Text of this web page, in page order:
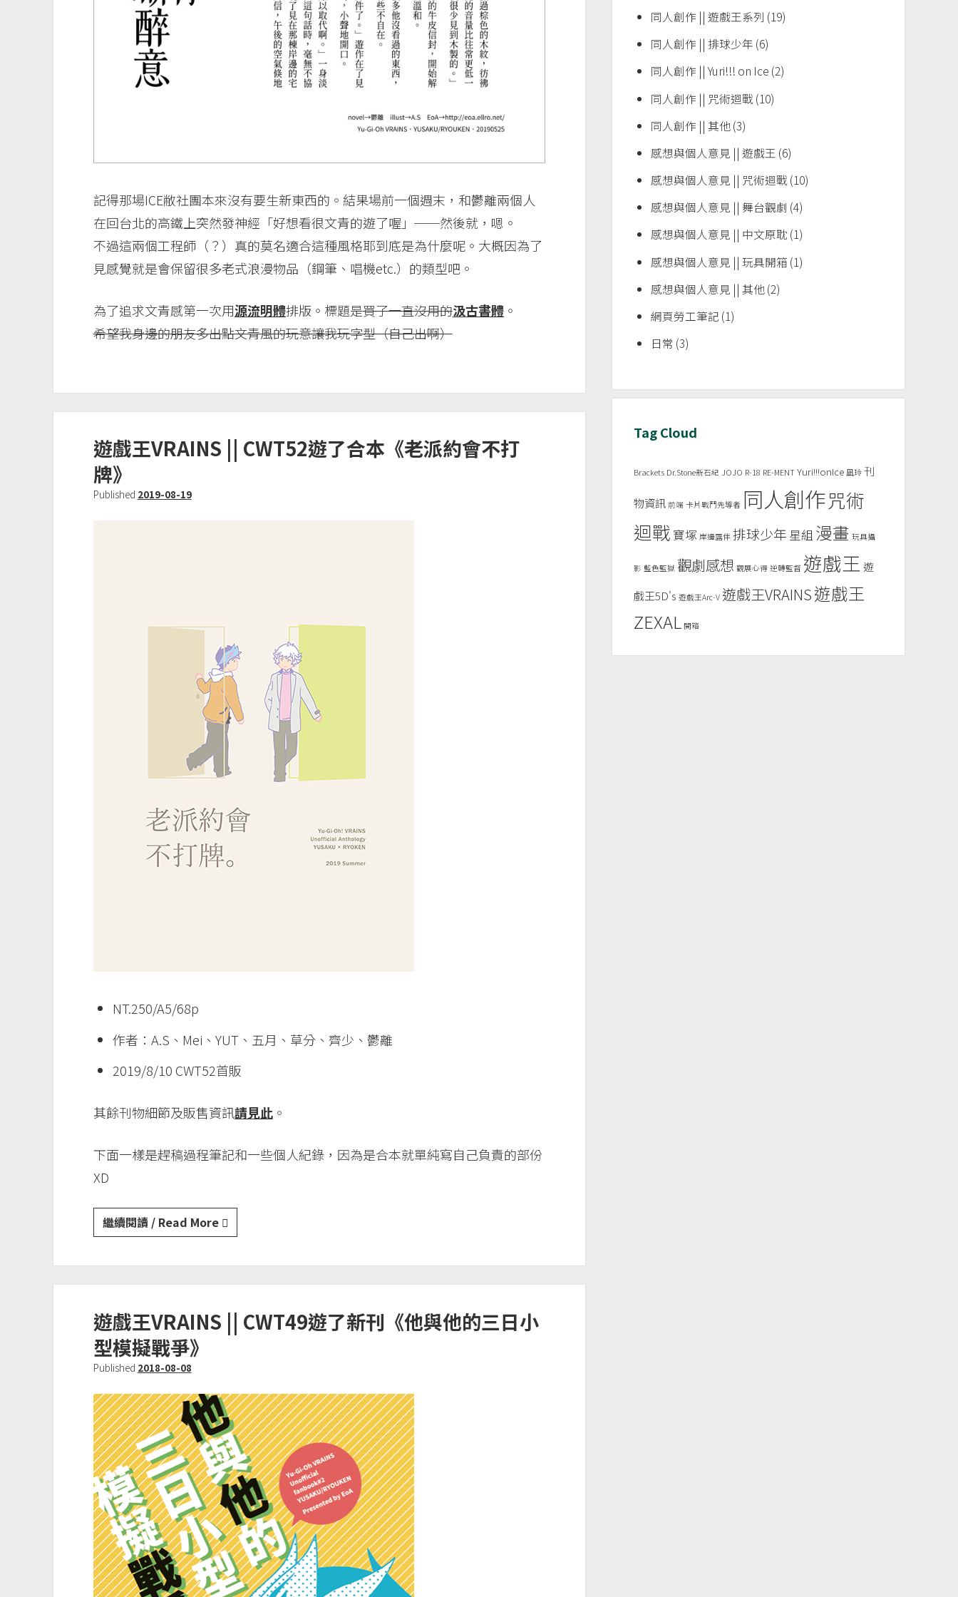
記得那場ICE敝社團本來沒有要生新東西的。結果場前一個週末，和鬱離兩個人
在回台北的高鐵上突然發神經「好想看很文青的遊了喔」──然後就，嗯。
不過這兩個工程師（？）真的莫名適合這種風格耶到底是為什麼呢。大概因為了
見感覺就是會保留很多老式浪漫物品（鋼筆、唱機etc.）的類型吧。
為了追求文青感第一次用源流明體排版。標題是買了一直沒用的汲古書體。
希望我身邊的朋友多出點文青風的玩意讓我玩字型（自己出啊）
遊戲王VRAINS || CWT52遊了合本《老派約會不打
牌》
Published 2019-08-19
NT.250/A5/68p
作者：A.S、Mei、YUT、五月、草分、齊少、鬱離
2019/8/10 CWT52首販
其餘刊物細節及販售資訊請見此。
下面一樣是趕稿過程筆記和一些個人紀錄，因為是合本就單純寫自己負責的部份
XD
繼續閱讀 / Read More遊
戲
CWT52
遊
本
《老
派
約
會
不
打
牌》
遊戲王VRAINS || CWT49遊了新刊《他與他的三日小
型模擬戰爭》
Published 2018-08-08
同人創作 || 遊戲王系列 (19)
同人創作 || 排球少年 (6)
同人創作 || Yuri!!! on Ice (2)
同人創作 || 咒術迴戰(10)
同人創作 || 其他(3)
感想與個人意見 || 遊戲王 (6)
感想與個人意見 || 咒術迴戰(10)
感想與個人意見 || 舞台觀劇 (4)
感想與個人意見 || 中文原耽 (1)
感想與個人意見 || 玩具開箱 (1)
感想與個人意見 || 其他(2)
網頁勞工筆記(1)
日常 (3)
Tag Cloud
Brackets Dr.Stone新石紀 JOJO R-18 RE-MENT Yuri!!!onIce 凪玲 刊
物資訊 前端 卡片戰鬥先導者 同人創作咒術
迴戰 寶塚 岸邊露伴 排球少年 星組 漫畫 玩具攝
影 藍色監獄 觀劇感想 觀展心得 逆轉監督 遊戲王 遊
戲王5D's 遊戲王Arc-V 遊戲王VRAINS遊戲王
ZEXAL 開箱